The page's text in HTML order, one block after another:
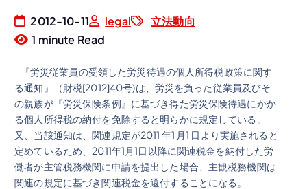
2012-10-11 legal
立法動向
1 minute Read
『労災従業員の受領した労災待遇の個人所得税政策に関す
る通知』（財税[2012]40号)は、労災を負った従業員及びそ
の親族が『労災保険条例』に基づき得た労災保険待遇にかか
る個人所得税の納付を免除すると明らかに規定している。
又、当該通知は、関連規定が2011 年1 月1 日より実施されると
定めているため、2011年1月1日以降に関連税金を納付した労
働者が主管税務機関に申請を提出した場合、主観税務機関は
関連の規定に基づき関連税金を還付することになる。